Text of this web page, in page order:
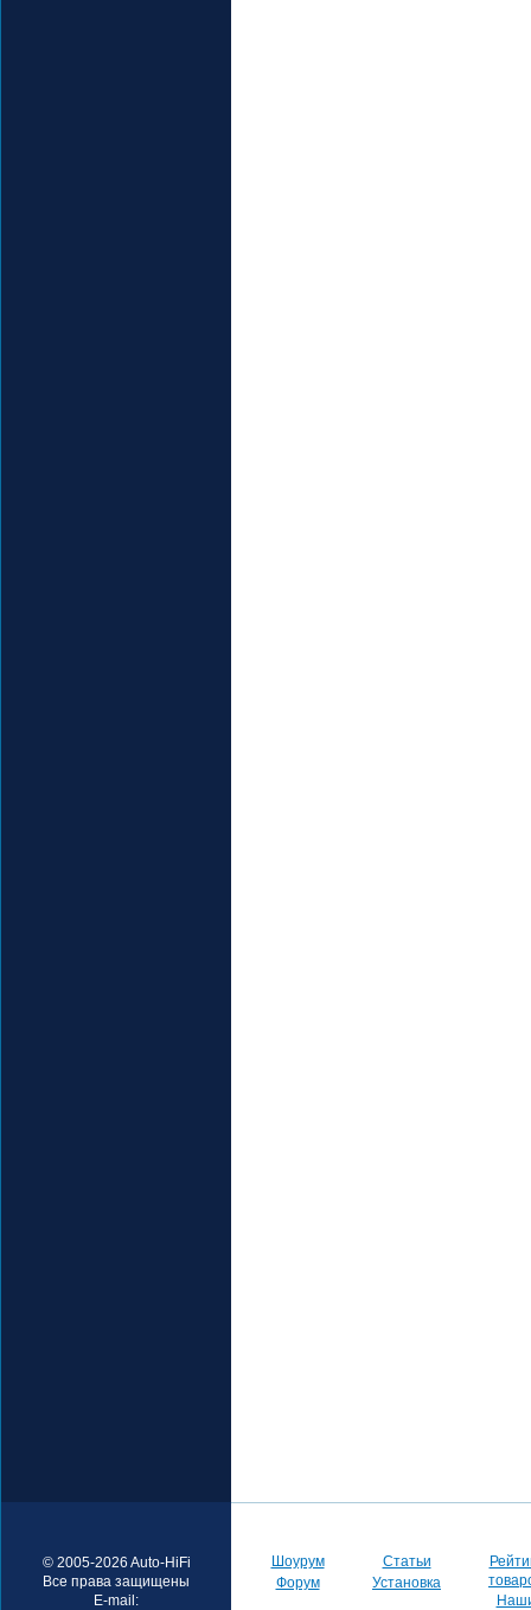
© 2005-2026 Auto-HiFi
Все права защищены
E-mail:
Шоурум
Форум
Статьи
Установка